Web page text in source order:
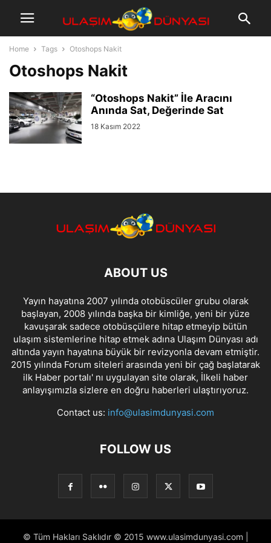
Home Tags Otoshops Nakit
Otoshops Nakit
“Otoshops Nakit” İle Aracını
Anında Sat, Değerinde Sat
18 Kasım 2022
ABOUT US
Yayın hayatına 2007 yılında otobüscüler grubu olarak
başlayan, 2008 yılında başka bir kimliğe, yeni bir yüze
kavuşarak sadece otobüsçülere hitap etmeyip bütün
ulaşım sistemlerine hitap etmek adına Ulaşım Dünyası adı
altında yayın hayatına büyük bir revizyonla devam etmiştir.
2015 yılında Forum siteleri arasında yeni bir çağ başlatarak
ilk Haber portalı' nı uygulayan site olarak, İlkeli haber
anlayışımızla sizlere en doğru haberleri ulaştırıyoruz.
Contact us: info@ulasimdunyasi.com
FOLLOW US
© Tüm Hakları Saklıdır © 2015 www.ulasimdunyasi.com |